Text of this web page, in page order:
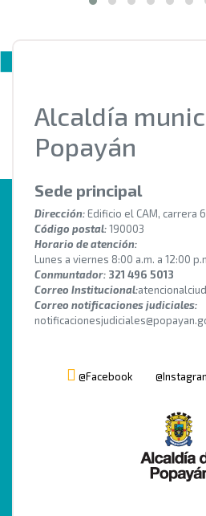
Alcaldía
Popayán
Sede principal
Dirección: Edificio el CAM, carrera
Código postal:190003
Horario de atención:
Lunes a viernes 8:00 a.m. a 12:00
Conmuntador: 321 496 5013
Correo Institucional:
Correo notificaciones judiciales:
@Facebook